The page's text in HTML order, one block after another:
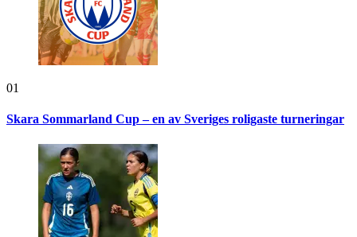
01
Skara Sommarland Cup – en av Sveriges roligaste turneringar